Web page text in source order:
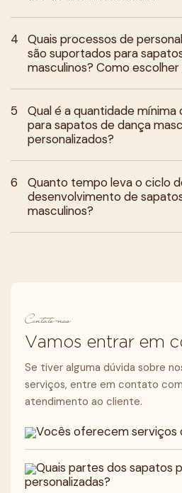
4
Quais processos de
são suportados para
masculinos? Como
5
Qual é a quantidade
para sapatos de dança
personalizados?
6
Quanto tempo leva o ciclo
desenvolvimento de
masculinos?
Contate-nos
Vamos entrar em
Se tiver alguma dúvida sobre
serviços, entre em contato
atendimento ao cliente.
Vocês oferecem serviços
Quais partes dos sapatos
personalizadas?